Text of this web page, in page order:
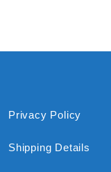
Privacy Policy
Shipping Details